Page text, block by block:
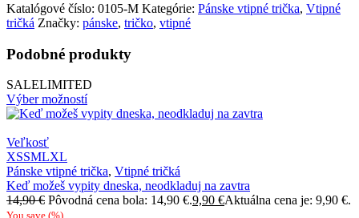
Katalógové číslo: 0105-M Kategórie: Pánske vtipné trička, Vtipné
tričká Značky: pánske, tričko, vtipné
Podobné produkty
SALELIMITED
Výber možností
Veľkosť
XSSMLXL
Pánske vtipné trička, Vtipné tričká
Keď možeš vypity dneska, neodkladuj na zavtra
14,90€ Pôvodná cena bola: 14,90 €.9,90 €Aktuálna cena je: 9,90 €.
You save (%)